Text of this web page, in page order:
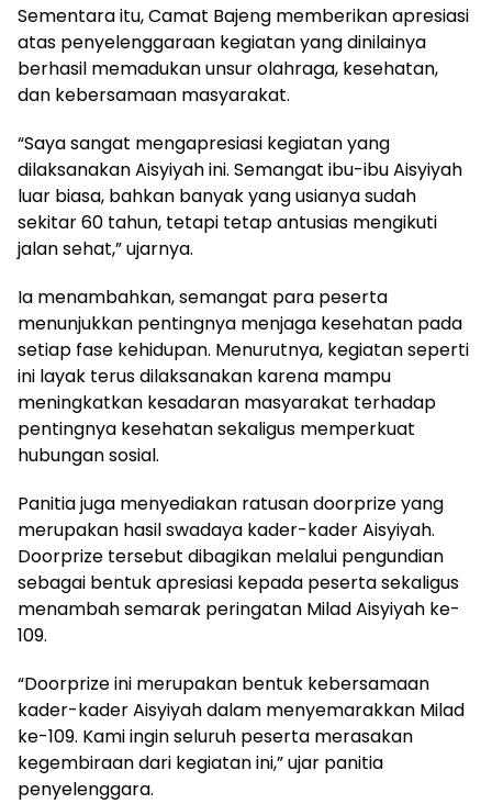
Sementara itu, Camat Bajeng memberikan apresiasi
atas penyelenggaraan kegiatan yang dinilainya
berhasil memadukan unsur olahraga, kesehatan,
dan kebersamaan masyarakat.
“Saya sangat mengapresiasi kegiatan yang
dilaksanakan Aisyiyah ini. Semangat ibu-ibu Aisyiyah
luar biasa, bahkan banyak yang usianya sudah
sekitar 60 tahun, tetapi tetap antusias mengikuti
jalan sehat,” ujarnya.
Ia menambahkan, semangat para peserta
menunjukkan pentingnya menjaga kesehatan pada
setiap fase kehidupan. Menurutnya, kegiatan seperti
ini layak terus dilaksanakan karena mampu
meningkatkan kesadaran masyarakat terhadap
pentingnya kesehatan sekaligus memperkuat
hubungan sosial.
Panitia juga menyediakan ratusan doorprize yang
merupakan hasil swadaya kader-kader Aisyiyah.
Doorprize tersebut dibagikan melalui pengundian
sebagai bentuk apresiasi kepada peserta sekaligus
menambah semarak peringatan Milad Aisyiyah ke-
109.
“Doorprize ini merupakan bentuk kebersamaan
kader-kader Aisyiyah dalam menyemarakkan Milad
ke-109. Kami ingin seluruh peserta merasakan
kegembiraan dari kegiatan ini,” ujar panitia
penyelenggara.